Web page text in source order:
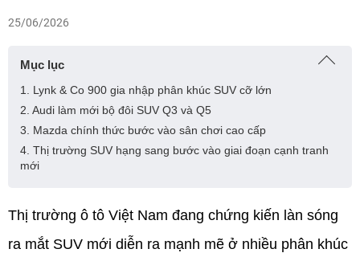
25/06/2026
Mục lục
1. Lynk & Co 900 gia nhập phân khúc SUV cỡ lớn
2. Audi làm mới bộ đôi SUV Q3 và Q5
3. Mazda chính thức bước vào sân chơi cao cấp
4. Thị trường SUV hạng sang bước vào giai đoạn cạnh tranh
mới
Thị trường ô tô Việt Nam đang chứng kiến làn sóng
ra mắt SUV mới diễn ra mạnh mẽ ở nhiều phân khúc